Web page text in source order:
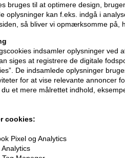
bruges til at optimere design,
oplysninger kan f.eks. indgå i
så bliver vi opmærksomme på,
indsamler oplysninger ved
siges at registrere de digitale
De indsamlede oplysninger
for at vise relevante annoncer
et mere målrettet indhold,
cookies:
Pixel og Analytics
været på det danske marked i
af Frisørens Vital System. FVS
er effektive overfor forskellige
talgkirtlerne og dårlig cirkulation i
sværeste tilfælde af skæl- og
effektivt. Produkterne fra
produkter i Frisørens Vital